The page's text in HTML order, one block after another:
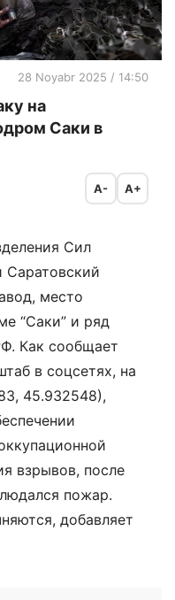
28 Noyabr 2025 / 14:50
на
Саки в
A- A+
Сил
Саратовский
место
“Саки” и ряд
Как сообщает
в соцсетях, на
45.932548),
взрывов, после
пожар.
добавляет